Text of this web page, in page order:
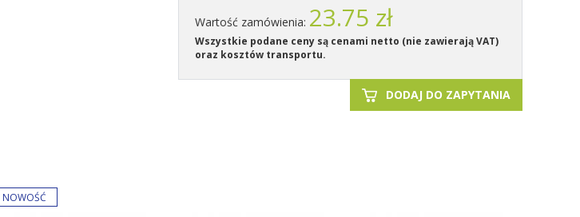
Wartość zamówienia: 23.75 zł
Wszystkie podane ceny są cenami netto (nie zawierają VAT)
oraz kosztów transportu.
DODAJ DO ZAPYTANIA